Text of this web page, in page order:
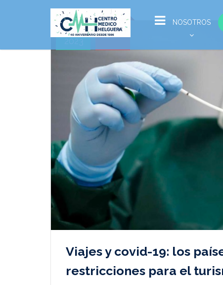
NOSOTROS
Ene
02
Viajes y covid-19: los
restricciones para el